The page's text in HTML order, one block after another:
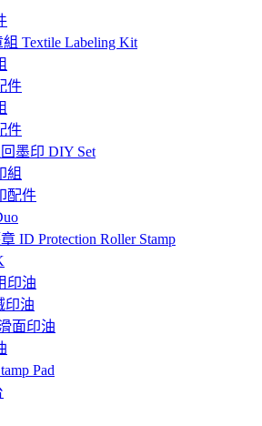
Textile Labeling Kit
件
件
墨印 DIY Set
組
配件
ID Protection Roller Stamp
印油
印油
面印油
Pad